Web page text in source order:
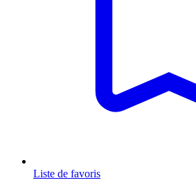
Liste de favoris